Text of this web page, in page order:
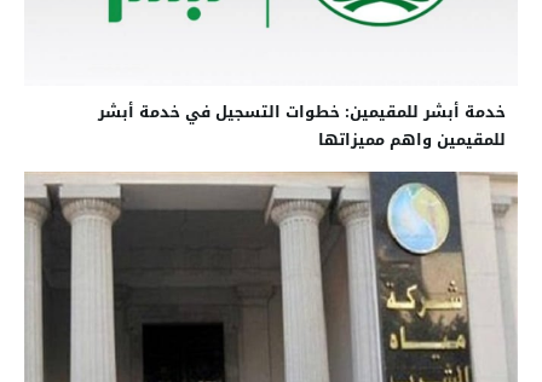
خدمة أبشر للمقيمين: خطوات التسجيل في خدمة أبشر
للمقيمين واهم مميزاتها